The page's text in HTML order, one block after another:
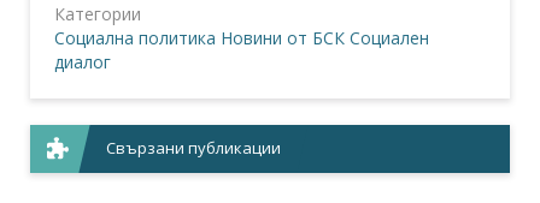
Категории
Социална политика Новини от БСК Социален
диалог
Свързани публикации